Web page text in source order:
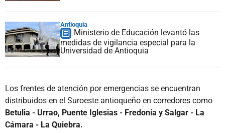
Antioquia
Ministerio de Educación levantó las
medidas de vigilancia especial para la
Universidad de Antioquia
Los frentes de atención por emergencias se encuentran
distribuidos en el Suroeste antioqueño en corredores como
Betulia - Urrao, Puente Iglesias - Fredonia y Salgar - La
Cámara - La Quiebra.